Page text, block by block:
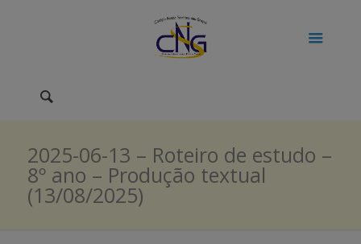
2025-06-13 – Roteiro de estudo –
8º ano – Produção textual
(13/08/2025)